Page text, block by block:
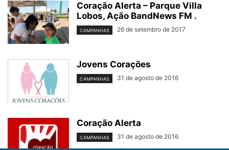
Coração Alerta – Parque Villa
Lobos, Ação BandNews FM .
CAMPANHAS 26 de setembro de 2017
Jovens Corações
CAMPANHAS 31 de agosto de 2016
Coração Alerta
CAMPANHAS 31 de agosto de 2016